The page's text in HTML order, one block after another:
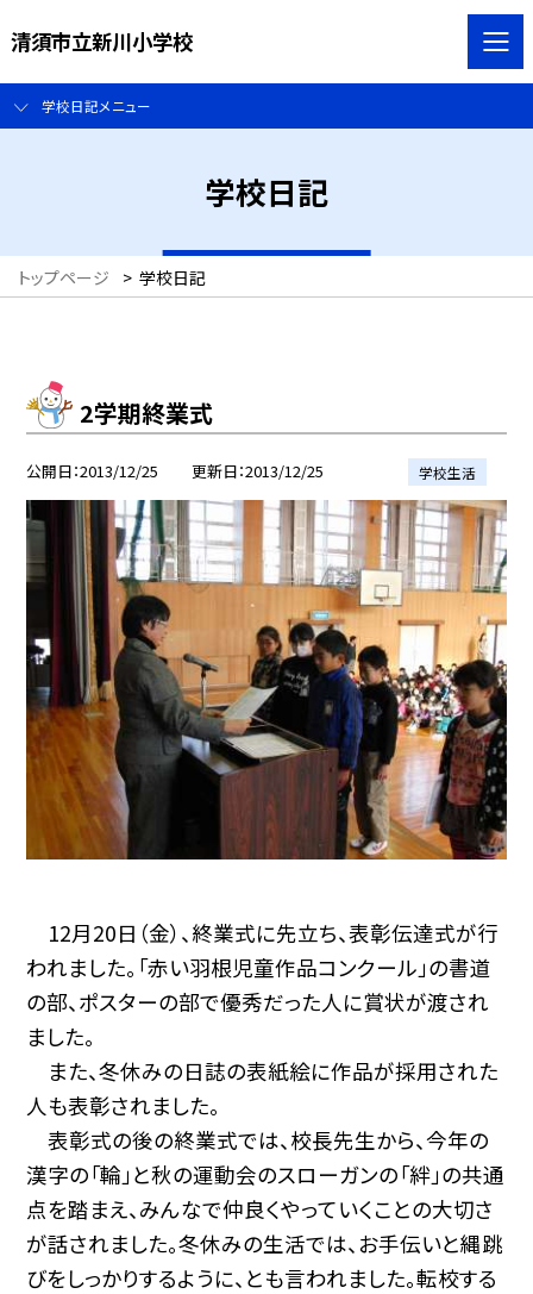
清須市立新川小学校
学校日記メニュー
学校日記
トップページ > 学校日記
2学期終業式
公開日 2013/12/25 更新日 2013/12/25 学校生活
12月20日（金）、終業式に先立ち、表彰伝達式が行
われました。「赤い羽根児童作品コンクール」の書道
の部、ポスターの部で優秀だった人に賞状が渡され
ました。
また、冬休みの日誌の表紙絵に作品が採用された
人も表彰されました。
表彰式の後の終業式では、校長先生から、今年の
漢字の「輪」と秋の運動会のスローガンの「絆」の共通
点を踏まえ、みんなで仲良くやっていくことの大切さ
が話されました。冬休みの生活では、お手伝いと縄跳
びをしっかりするように、とも言われました。転校する